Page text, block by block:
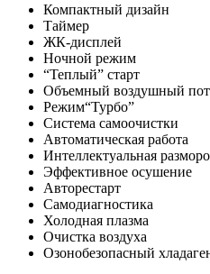
Компактный дизайн
Таймер
ЖК-дисплей
Ночной режим
“Теплый” старт
Объемный воздушный
Режим“Турбо”
Система самоочистки
Автоматическая работа
Интеллектуальная
Эффективное осушение
Авторестарт
Самодиагностика
Холодная плазма
Очистка воздуха
Озонобезопасный